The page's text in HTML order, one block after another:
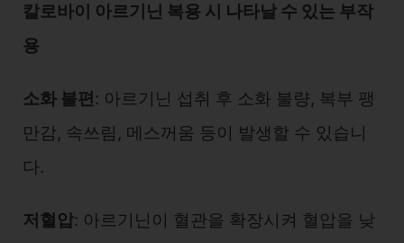
칼로바이 아르기닌 복용 시 나타날 수 있는 부작
용
소화 불편: 아르기닌 섭취 후 소화 불량, 복부 팽
만감, 속쓰림, 메스꺼움 등이 발생할 수 있습니
다.
저혈압: 아르기닌이 혈관을 확장시켜 혈압을 낮